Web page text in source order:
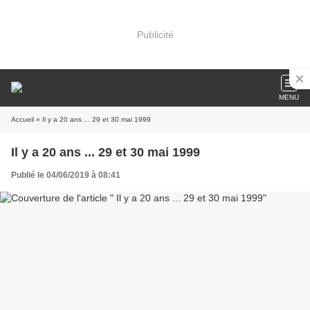
Publicité
MENU
Accueil » Il y a 20 ans ... 29 et 30 mai 1999
Il y a 20 ans ... 29 et 30 mai 1999
Publié le 04/06/2019 à 08:41